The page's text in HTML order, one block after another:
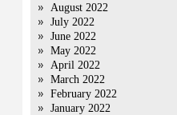
August 2022
July 2022
June 2022
May 2022
April 2022
March 2022
February 2022
January 2022